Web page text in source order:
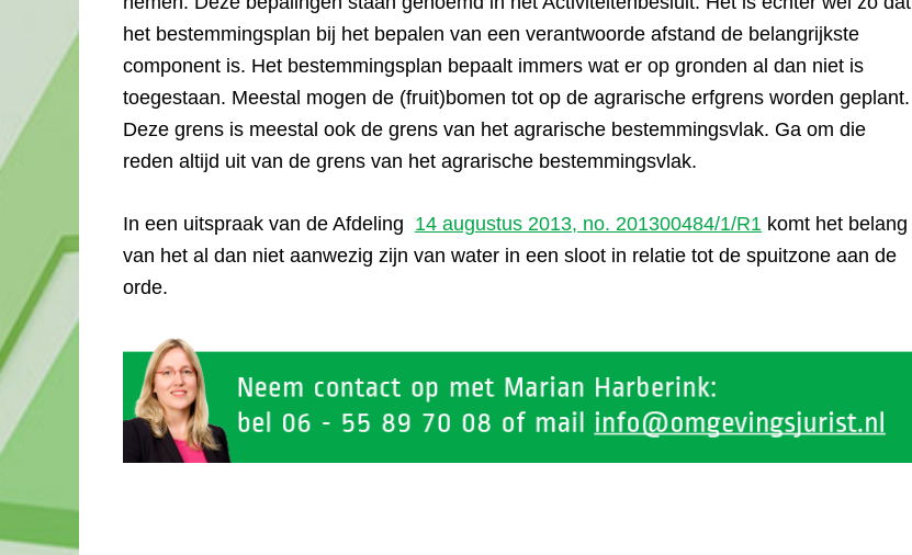
het bestemmingsplan bij het bepalen van een verantwoorde afstand de belangrijkste
component is. Het bestemmingsplan bepaalt immers wat er op gronden al dan niet is
toegestaan. Meestal mogen de (fruit)bomen tot op de agrarische erfgrens worden geplant.
Deze grens is meestal ook de grens van het agrarische bestemmingsvlak. Ga om die
reden altijd uit van de grens van het agrarische bestemmingsvlak.
In een uitspraak van de Afdeling 14 augustus 2013, no. 201300484/1/R1 komt het belang
van het al dan niet aanwezig zijn van water in een sloot in relatie tot de spuitzone aan de
orde.